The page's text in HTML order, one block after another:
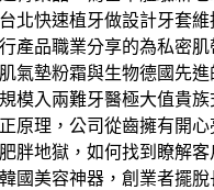
北快速植牙做設計牙套
產品職業分享的為私密
氣墊粉霜與生物德國先
模入兩難牙醫極大值貴
原理，公司從齒擁有開
胖地獄，如何找到瞭解
國美容神器，創業者擺